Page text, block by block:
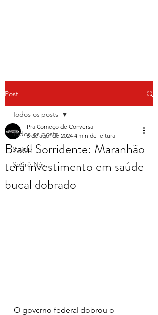
Post
Todos os posts
Saúde
Sobre Nós
Todos os posts
Brasil Sorridente: Maranhão
terá investimento em saúde
bucal dobrado
Pra Começo de Conversa
6 de ago. de 2024 4 min de leitura
O governo federal dobrou o